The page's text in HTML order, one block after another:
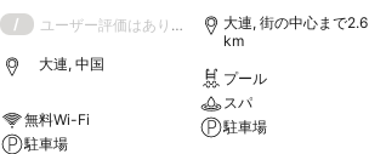
/ ユーザー評価はありません
大連, 中国
無料Wi-Fi
駐車場
大連, 街の中心まで2.6
km
プール
スパ
駐車場